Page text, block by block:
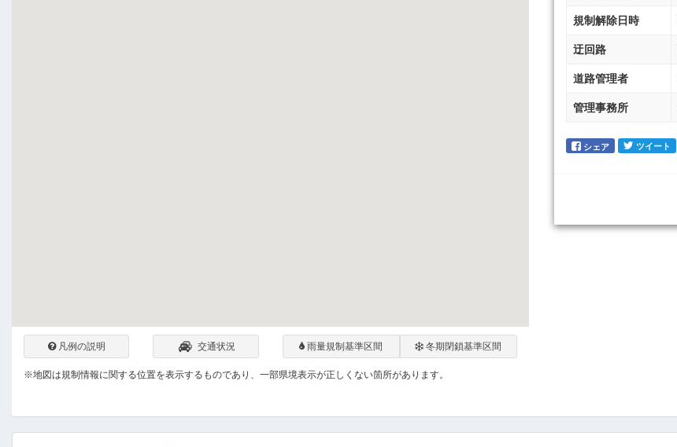
凡例の説明 交通状況 雨量規制基準区間 冬期閉鎖基準区間
※地図は規制情報に関する位置を表示するものであり、一部県境表示が正しくない箇所があります。
規制解除日時
迂回路
道路管理者
管理事務所
シェア ツイート